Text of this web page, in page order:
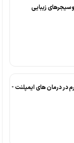
زیبایی
در درمان های ایمپلنت -